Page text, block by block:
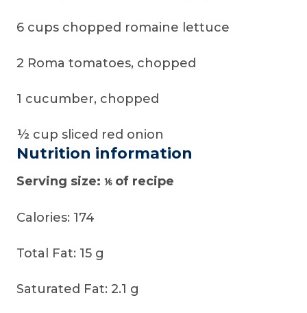
6 cups chopped romaine lettuce
2 Roma tomatoes, chopped
1 cucumber, chopped
½ cup sliced red onion
Nutrition information
Serving size: ⅙of recipe
Calories: 174
Total Fat: 15 g
Saturated Fat: 2.1 g